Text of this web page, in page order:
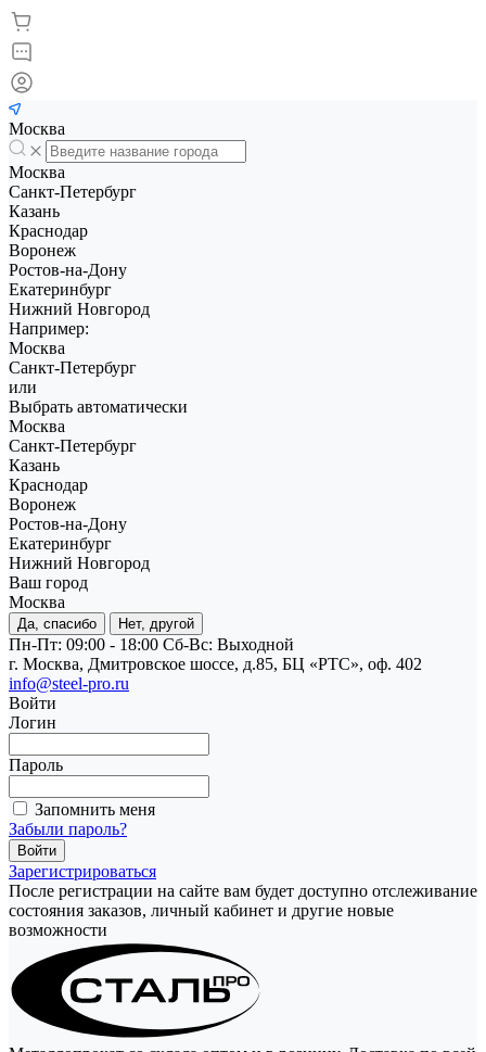
Москва
Москва
Санкт-Петербург
Казань
Краснодар
Воронеж
Ростов-на-Дону
Екатеринбург
Нижний Новгород
Например:
Москва
Санкт-Петербург
или
Выбрать автоматически
Москва
Санкт-Петербург
Казань
Краснодар
Воронеж
Ростов-на-Дону
Екатеринбург
Нижний Новгород
Ваш город
Москва
Да, спасибо Нет, другой
Пн-Пт: 09:00 - 18:00 Cб-Вс: Выходной
г. Москва, Дмитровское шоссе, д.85, БЦ «РТС», оф. 402
info@steel-pro.ru
Войти
Логин
Пароль
Запомнить меня
Забыли пароль?
Зарегистрироваться
После регистрации на сайте вам будет доступно отслеживание
состояния заказов, личный кабинет и другие новые
возможности